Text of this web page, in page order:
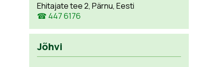
Ehitajate tee 2, Pärnu, Eesti
☎ 447 6176
Jõhvi